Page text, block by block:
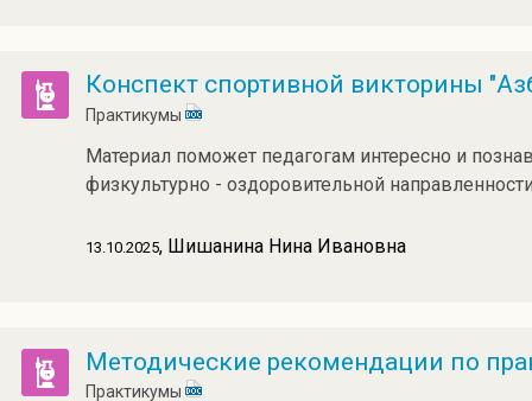
Конспект спортивной викторины
Практикумы
Материал поможет педагогам интересно и
физкультурно - оздоровительной
13.10.2025, Шишанина Нина Ивановна
Методические рекомендации по
Практикумы